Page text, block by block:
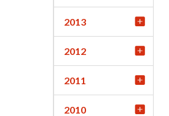
2013
2012
2011
2010